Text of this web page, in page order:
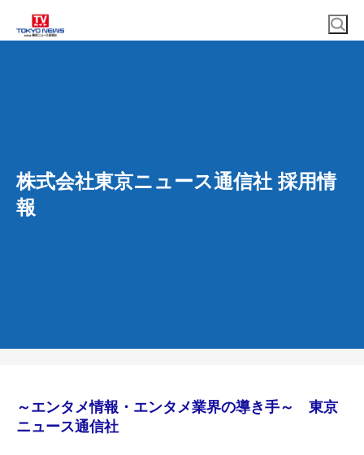
株式会社東京ニュース通信社 採用情
報
～エンタメ情報・エンタメ業界の導き手～ 東京
ニュース通信社